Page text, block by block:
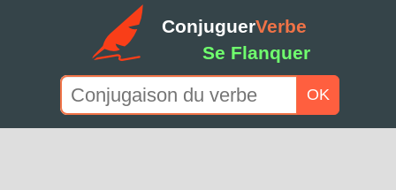
ConjuguerVerbe
Se Flanquer
OK